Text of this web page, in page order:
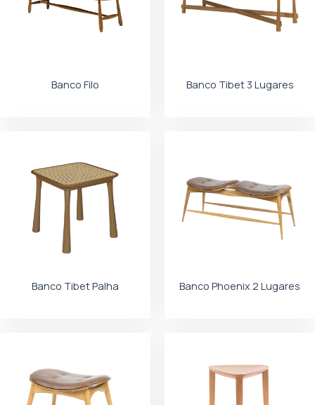
Banco Filo Banco Tibet 3 Lugares
Banco Tibet Palha Banco Phoenix 2 Lugares